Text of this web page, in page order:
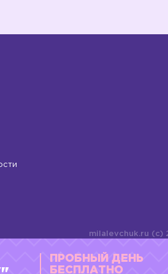
milalevchuk.ru (c)
материалов или
оформления
ПРОБНЫЙ ДЕНЬ
БЕСПЛАТНО